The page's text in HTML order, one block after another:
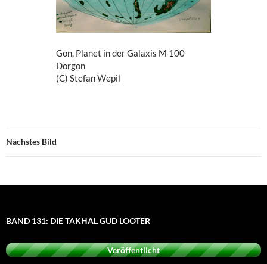
Gon, Planet in der Galaxis M 100
Dorgon
(C) Stefan Wepil
Nächstes Bild
BAND 131: DIE TAKHAL GUD LOOTER
Veröffentlicht